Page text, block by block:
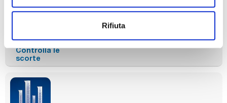
Rifiuta
Disponibilità
Controlla le
scorte